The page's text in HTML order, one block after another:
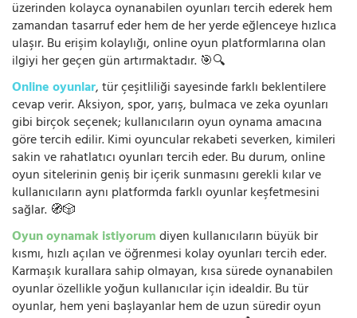
üzerinden kolayca oynanabilen oyunları tercih ederek hem
zamandan tasarruf eder hem de her yerde eğlenceye hızlıca
ulaşır. Bu erişim kolaylığı, online oyun platformlarına olan
ilgiyi her geçen gün artırmaktadır. 🎯🔍
Online oyunlar, tür çeşitliliği sayesinde farklı beklentilere
cevap verir. Aksiyon, spor, yarış, bulmaca ve zeka oyunları
gibi birçok seçenek; kullanıcıların oyun oynama amacına
göre tercih edilir. Kimi oyuncular rekabeti severken, kimileri
sakin ve rahatlatıcı oyunları tercih eder. Bu durum, online
oyun sitelerinin geniş bir içerik sunmasını gerekli kılar ve
kullanıcıların aynı platformda farklı oyunlar keşfetmesini
sağlar. 🧭🎲
Oyun oynamak istiyorumdiyen kullanıcıların büyük bir
kısmı, hızlı açılan ve öğrenmesi kolay oyunları tercih eder.
Karmaşık kurallara sahip olmayan, kısa sürede oynanabilen
oyunlar özellikle yoğun kullanıcılar için idealdir. Bu tür
oyunlar, hem yeni başlayanlar hem de uzun süredir oyun